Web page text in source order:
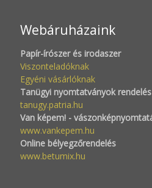
Webáruházaink
Papír-írószer és irodaszer
Viszonteladóknak
Egyéni vásárlóknak
Tanügyi nyomtatványok rendelés
tanugy.patria.hu
Van képem! -
www.vankepem.hu
Online bélyegzőrendelés
www.betumix.hu